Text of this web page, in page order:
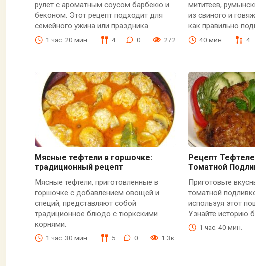
рулет с ароматным соусом барбекю и
беконом. Этот рецепт подходит для
семейного ужина или праздника.
1 час. 20 мин. 4 0 272
мититеев,
из свиного и
как правильно
40 мин. 4
Мясные тефтели в горшочке:
традиционный рецепт
Мясные тефтели, приготовленные в
горшочке с добавлением овощей и
специй, представляют собой
традиционное блюдо с тюркскими
корнями.
1 час. 30 мин. 5 0 1.3к.
Рецепт
Томатной
Приготовьте
томатной
используя этот
Узнайте историю
1 час. 40 мин.